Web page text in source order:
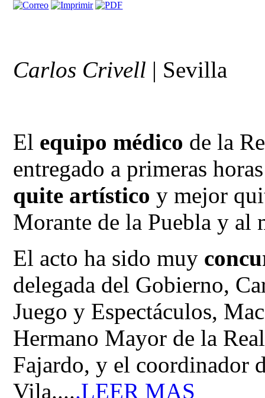
Carlos Crivell | Sevilla
El equipo médico de la
entregado a primeras
quite artísticoy mejor
Morante de la Puebla y al
El acto ha sido muy
delegada del Gobierno,
Juego y Espectáculos,
Hermano Mayor de la
Fajardo, y el coordinador
Vila.....LEER MAS